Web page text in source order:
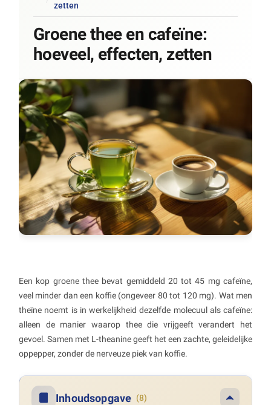
zetten
Groene thee en cafeïne:
hoeveel, effecten, zetten
Een kop groene thee bevat gemiddeld 20 tot 45 mg cafeïne,
veel minder dan een koffie (ongeveer 80 tot 120 mg). Wat men
theïne noemt is in werkelijkheid dezelfde molecuul als cafeïne:
alleen de manier waarop thee die vrijgeeft verandert het
gevoel. Samen met L-theanine geeft het een zachte, geleidelijke
oppepper, zonder de nerveuze piek van koffie.
Inhoudsopgave (8)